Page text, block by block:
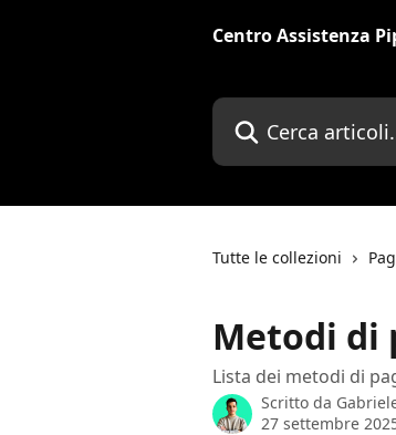
Centro Assistenza
Cerca articoli…
Tutte le collezioni
Metodi di
Lista dei metodi di
Scritto da
27 settembre